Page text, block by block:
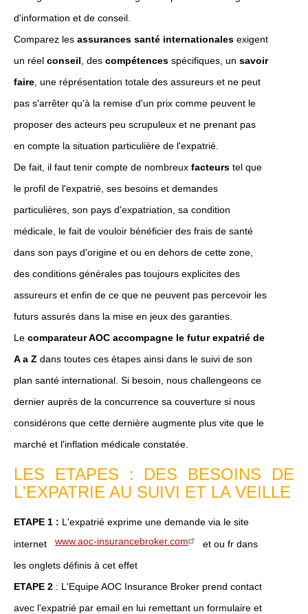
d'information et de conseil.
Comparez les assurances santé internationales exigent
un réel conseil , des compétences spécifiques, un savoir
faire , une réprésentation totale des assureurs et ne peut
pas s'arrêter qu'à la remise d'un prix comme peuvent le
proposer des acteurs peu scrupuleux et ne prenant pas
en compte la situation particulière de l'expatrié.
De fait, il faut tenir compte de nombreux facteurs tel que
le profil de l'expatrié, ses besoins et demandes
particulières, son pays d'expatriation, sa condition
médicale, le fait de vouloir bénéficier des frais de santé
dans son pays d'origine et ou en dehors de cette zone,
des conditions générales pas toujours explicites des
assureurs et enfin de ce que ne peuvent pas percevoir les
futurs assurés dans la mise en jeux des garanties.
Le comparateur AOC accompagne le futur expatrié de
A a Z dans toutes ces étapes ainsi dans le suivi de son
plan santé international. Si besoin, nous challengeons ce
dernier auprès de la concurrence sa couverture si nous
considérons que cette dernière augmente plus vite que le
marché et l'inflation médicale constatée.
LES ETAPES : DES BESOINS DE
L'EXPATRIE AU SUIVI ET LA VEILLE
ETAPE 1 : L'expatrié exprime une demande via le site
internet
www.aoc-insurancebroker.com
et ou fr dans
les onglets définis à cet effet
ETAPE 2 : L'Equipe AOC Insurance Broker prend contact
avec l'expatrié par email en lui remettant un formulaire et